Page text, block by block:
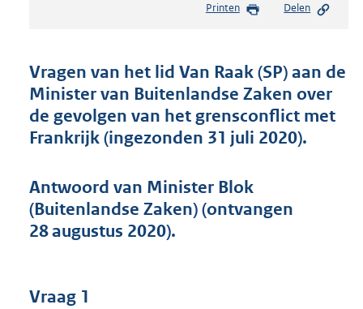
s
n
d
s
g
r
t
e
Printen Delen
Vragen van het lid Van Raak (SP) aan de
Minister van Buitenlandse Zaken over
de gevolgen van het grensconflict met
Frankrijk (ingezonden 31 juli 2020).
Antwoord van Minister Blok
(Buitenlandse Zaken) (ontvangen
28 augustus 2020).
Vraag 1